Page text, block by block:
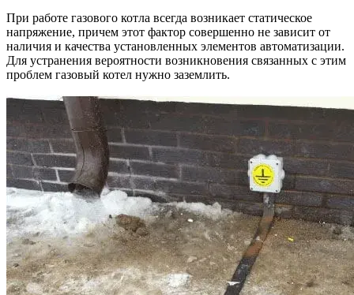
При работе газового котла всегда возникает статическое
напряжение, причем этот фактор совершенно не зависит от
наличия и качества установленных элементов автоматизации.
Для устранения вероятности возникновения связанных с этим
проблем газовый котел нужно заземлить.